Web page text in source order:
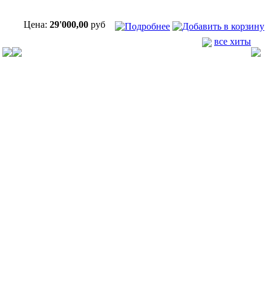
Цена: 29'000,00руб
все хиты